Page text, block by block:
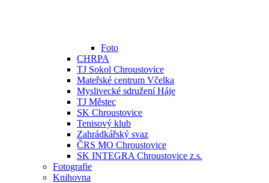
Foto
CHRPA
TJ Sokol Chroustovice
Mateřské centrum Včelka
Myslivecké sdružení Háje
TJ Městec
SK Chroustovice
Tenisový klub
Zahrádkářský svaz
ČRS MO Chroustovice
SK INTEGRA Chroustovice z.s.
Fotografie
Knihovna